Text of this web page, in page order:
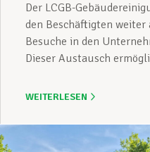
Der LCGB-
den Beschäftigten
Besuche in den
Dieser Austausch
WEITERLESEN